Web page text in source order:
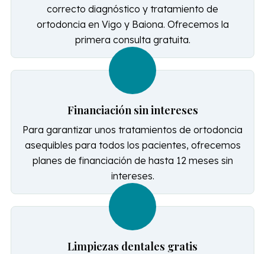
correcto diagnóstico y tratamiento de
ortodoncia en Vigo y Baiona. Ofrecemos la
primera consulta gratuita.
Financiación sin intereses
Para garantizar unos tratamientos de ortodoncia
asequibles para todos los pacientes, ofrecemos
planes de financiación de hasta 12 meses sin
intereses.
Limpiezas dentales gratis